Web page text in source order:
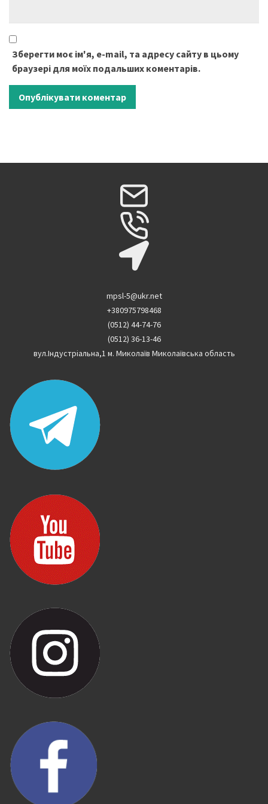
Зберегти моє ім'я, e-mail, та адресу сайту в цьому
браузері для моїх подальших коментарів.
mpsl-5@ukr.net
+380975798468
(0512) 44-74-76
(0512) 36-13-46
вул.Індустріальна,1 м. Миколаїв Миколаївська область